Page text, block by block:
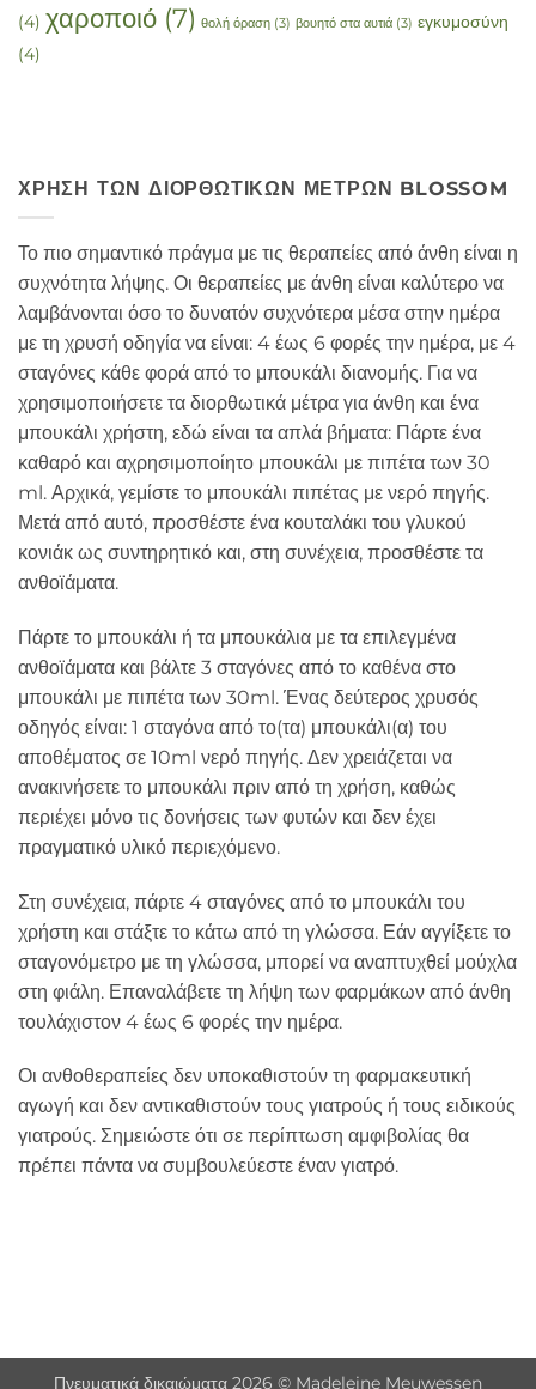
(4) χαροποιό (7) θολή όραση (3) βουητό στα αυτιά (3) εγκυμοσύνη
(4)
ΧΡΉΣΗ ΤΩΝ ΔΙΟΡΘΩΤΙΚΏΝ ΜΈΤΡΩΝ BLOSSOM
Το πιο σημαντικό πράγμα με τις θεραπείες από άνθη είναι η
συχνότητα λήψης. Οι θεραπείες με άνθη είναι καλύτερο να
λαμβάνονται όσο το δυνατόν συχνότερα μέσα στην ημέρα
με τη χρυσή οδηγία να είναι: 4 έως 6 φορές την ημέρα, με 4
σταγόνες κάθε φορά από το μπουκάλι διανομής. Για να
χρησιμοποιήσετε τα διορθωτικά μέτρα για άνθη και ένα
μπουκάλι χρήστη, εδώ είναι τα απλά βήματα: Πάρτε ένα
καθαρό και αχρησιμοποίητο μπουκάλι με πιπέτα των 30
ml. Αρχικά, γεμίστε το μπουκάλι πιπέτας με νερό πηγής.
Μετά από αυτό, προσθέστε ένα κουταλάκι του γλυκού
κονιάκ ως συντηρητικό και, στη συνέχεια, προσθέστε τα
ανθοϊάματα.
Πάρτε το μπουκάλι ή τα μπουκάλια με τα επιλεγμένα
ανθοϊάματα και βάλτε 3 σταγόνες από το καθένα στο
μπουκάλι με πιπέτα των 30ml. Ένας δεύτερος χρυσός
οδηγός είναι: 1 σταγόνα από το(τα) μπουκάλι(α) του
αποθέματος σε 10ml νερό πηγής. Δεν χρειάζεται να
ανακινήσετε το μπουκάλι πριν από τη χρήση, καθώς
περιέχει μόνο τις δονήσεις των φυτών και δεν έχει
πραγματικό υλικό περιεχόμενο.
Στη συνέχεια, πάρτε 4 σταγόνες από το μπουκάλι του
χρήστη και στάξτε το κάτω από τη γλώσσα. Εάν αγγίξετε το
σταγονόμετρο με τη γλώσσα, μπορεί να αναπτυχθεί μούχλα
στη φιάλη. Επαναλάβετε τη λήψη των φαρμάκων από άνθη
τουλάχιστον 4 έως 6 φορές την ημέρα.
Οι ανθοθεραπείες δεν υποκαθιστούν τη φαρμακευτική
αγωγή και δεν αντικαθιστούν τους γιατρούς ή τους ειδικούς
γιατρούς. Σημειώστε ότι σε περίπτωση αμφιβολίας θα
πρέπει πάντα να συμβουλεύεστε έναν γιατρό.
Πνευματικά δικαιώματα 2026 © Madeleine Meuwessen